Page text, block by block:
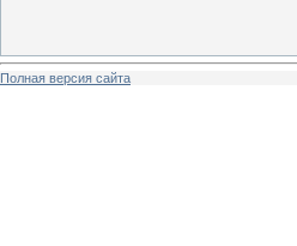
Полная версия сайта